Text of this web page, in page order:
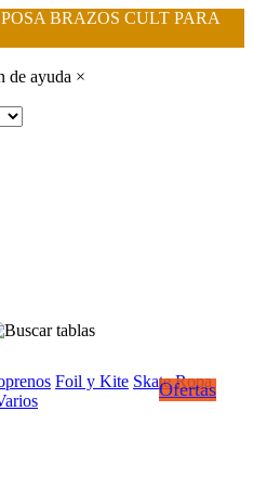
BRAZOS CULT PARA
×
Foil y Kite Skate Ropa
Ofertas